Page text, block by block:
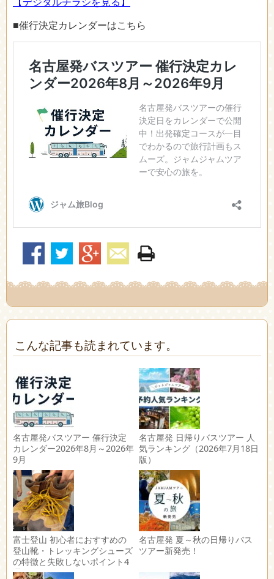
■催行決定カレンダーはこちら
こんな記事も読まれています。
名古屋発バスツアー 催行決定
カレンダー2026年8月～2026年
9月
名古屋発 日帰りバスツアー 人
気ランキング（2026年7月18日
版）
富士登山 初心者におすすめの
登山靴・トレッキングシューズ
の特徴と失敗しないポイント4
選
名古屋発 夏～秋の日帰りバス
ツアー新発売！